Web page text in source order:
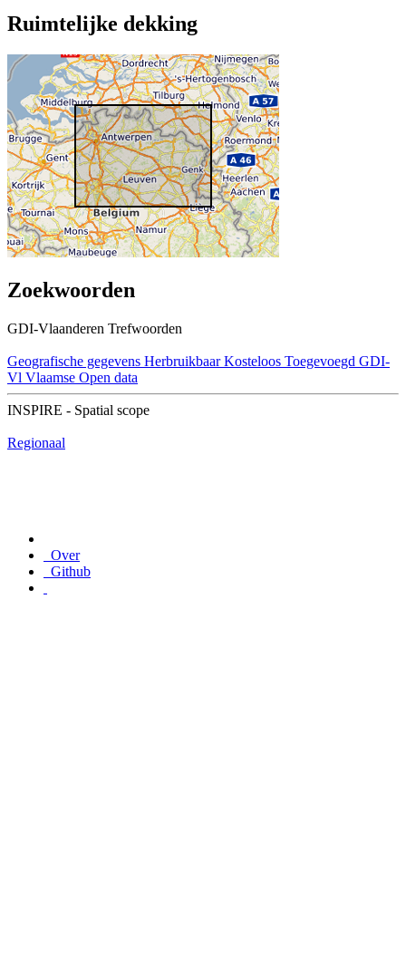
Ruimtelijke dekking
Zoekwoorden
GDI-Vlaanderen Trefwoorden
Geografische gegevens Herbruikbaar Kosteloos Toegevoegd GDI-
Vl Vlaamse Open data
INSPIRE - Spatial scope
Regionaal
Over
Github